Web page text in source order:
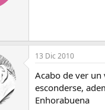
13 Dic 2010
Acabo de ver
esconderse,
Enhorabuena